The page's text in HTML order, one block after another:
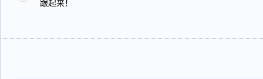
跟起来！